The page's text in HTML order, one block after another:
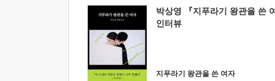
박상영 『지푸라기 왕관을 쓴
인터뷰
지푸라기 왕관을 쓴 여자